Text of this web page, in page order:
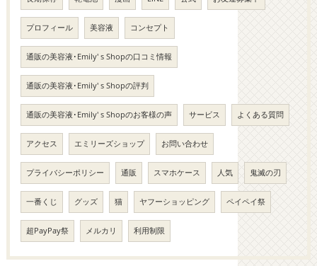
プロフィール 美容液 コンセプト
通販の美容液･Emily' s Shopの口コミ情報
通販の美容液･Emily' s Shopの評判
通販の美容液･Emily' s Shopのお客様の声 サービス よくある質問
アクセス エミリーズショップ お問い合わせ
プライバシーポリシー 通販 スマホケース 人気 鬼滅の刃
一番くじ グッズ 猫 ヤフーショッピング ペイペイ祭
超PayPay祭 メルカリ 利用制限